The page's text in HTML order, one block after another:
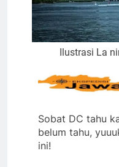
Ilustrasi La
Sobat DC tahu
belum tahu,
ini!